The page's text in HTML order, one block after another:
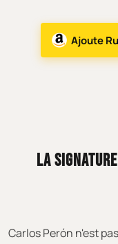
Ajoute
LA
Carlos Perón n'est